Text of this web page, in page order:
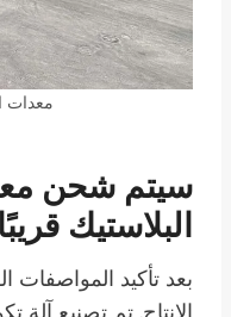
معدات
سيتم شحن
البلاستيك
بعد تأكيد المواصفات